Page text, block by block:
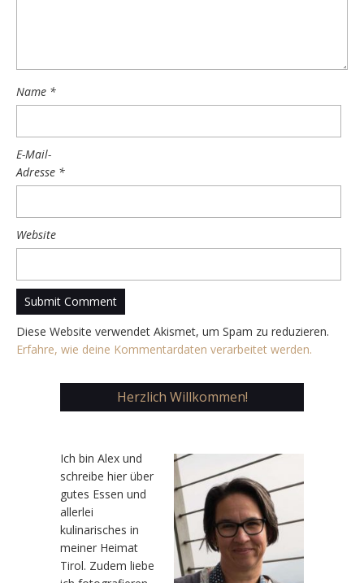
Name *
E-Mail-
Adresse *
Website
Diese Website verwendet Akismet, um Spam zu reduzieren.
Erfahre, wie deine Kommentardaten verarbeitet werden.
Herzlich Willkommen!
Ich bin Alex und
schreibe hier über
gutes Essen und
allerlei
kulinarisches in
meiner Heimat
Tirol. Zudem liebe